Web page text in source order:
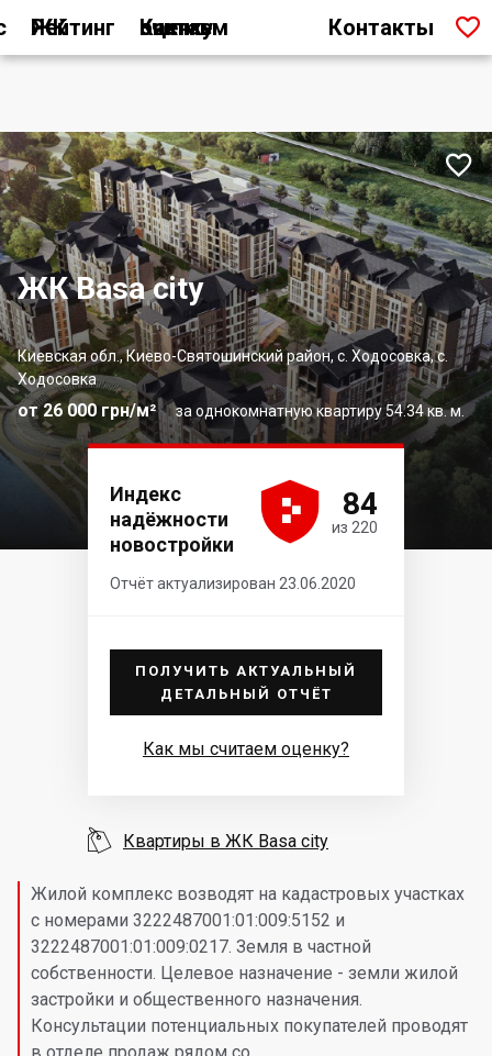
Рейтинг ЖК Как мы считаем оценку Контакты 
ЖК Basa city
Киевская обл., Киево-Святошинский район, с. Ходосовка, с.
Ходосовка
за однокомнатную квартиру 54.34 кв. м.
от 26 000 грн/м²

Жилой комплекс возводят на кадастровых участках
с номерами 3222487001:01:009:5152 и
3222487001:01:009:0217. Земля в частной
собственности. Целевое назначение - земли жилой
застройки и общественного назначения.
Консультации потенциальных покупателей проводят
Индекс
надёжности
новостройки




 84
из 220
Отчёт актуализирован 23.06.2020
ПОЛУЧИТЬ АКТУАЛЬНЫЙ
ДЕТАЛЬНЫЙ ОТЧЁТ
Как мы считаем оценку?
 Квартиры в ЖК Basa city